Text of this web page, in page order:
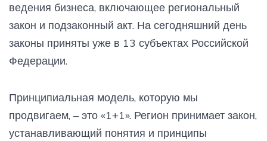
ведения бизнеса, включающее региональный
закон и подзаконный акт. На сегодняшний день
законы приняты уже в 13 субъектах Российской
Федерации.
Принципиальная модель, которую мы
продвигаем, – это «1+1». Регион принимает закон,
устанавливающий понятия и принципы